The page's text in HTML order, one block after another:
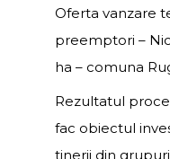
Oferta vanzare
preemptori –
ha – comuna
Rezultatul
fac obiectul
tinerii din